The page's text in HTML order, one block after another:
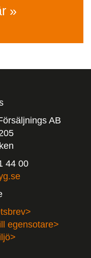
»
AB
44 00
egensotare>